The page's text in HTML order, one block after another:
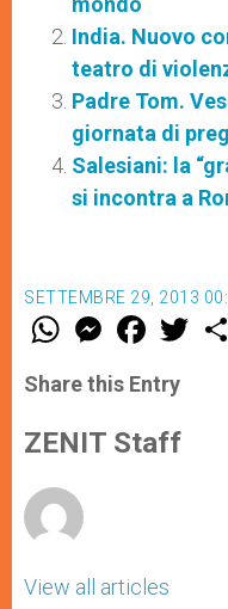
India. Nuovo
teatro di
Padre Tom.
giornata di
Salesiani: la
si incontra a
SETTEMBRE 29, 2013
W
t
s
p
p
M
e
s
e
g
e
F
a
e
b
o
k
w
Share this Entry
ZENIT Staff
View all articles